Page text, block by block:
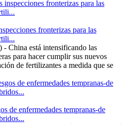
fronterizas para las
- China está intensificando las
para hacer cumplir sus nuevos
de fertilizantes a medida que se
de enfermedades tempranas-de